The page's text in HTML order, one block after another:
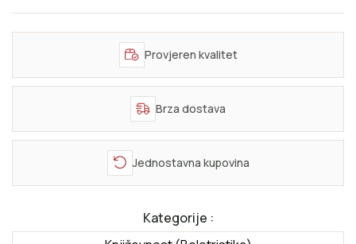
Provjeren kvalitet
Brza dostava
Jednostavna kupovina
Kategorije :